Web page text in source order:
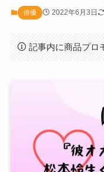
俳優 2022年6月3日
記事内に商品プロ